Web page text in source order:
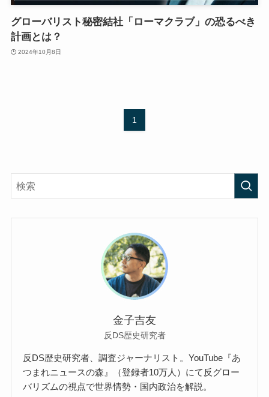
グローバリスト秘密結社「ローマクラブ」の恐るべき
計画とは？
2024年10月8日
1
金子吉友
反DS歴史研究者
反DS歴史研究者、調査ジャーナリスト。YouTube『あ
つまれニュースの森』（登録者10万人）にて反グロー
バリズムの視点で世界情勢・国内政治を解説。